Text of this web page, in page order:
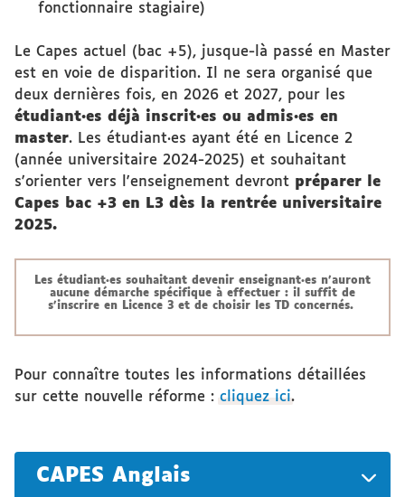
fonctionnaire stagiaire)
Le Capes actuel (bac +5), jusque-là passé en Master
est en voie de disparition. Il ne sera organisé que
deux dernières fois, en 2026 et 2027, pour les
étudiant·es déjà inscrit·es ou admis·es en
master. Les étudiant·es ayant été en Licence 2
(année universitaire 2024-2025) et souhaitant
s'orienter vers l'enseignement devront préparer le
Capes bac +3 en L3 dès la rentrée universitaire
2025.
Les étudiant·es souhaitant devenir enseignant·es n'auront
aucune démarche spécifique à effectuer : il suffit de
s'inscrire en Licence 3 et de choisir les TD concernés.
Pour connaître toutes les informations détaillées
sur cette nouvelle réforme : cliquez ici.
CAPES Anglais